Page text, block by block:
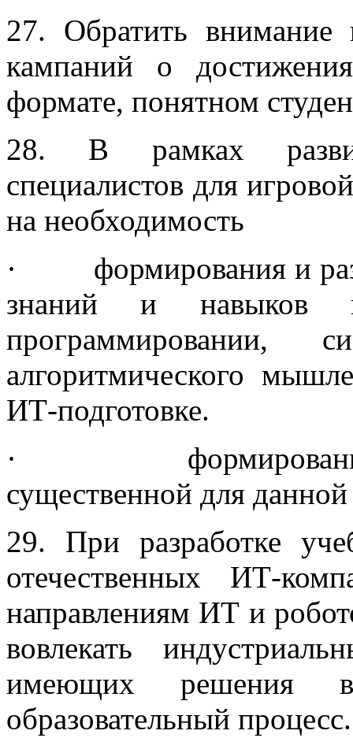
27. Обратить внимание
кампаний о
формате, понятном
28. В рамках
специалистов для
на необходимость
· формирования и
знаний и навыков в
программировании,
алгоритмического
ИТ-подготовке.
· формирования и
существенной для
29. При разработке
отечественных ИТ-
направлениям ИТ и
вовлекать
имеющих решения
образовательный процесс.